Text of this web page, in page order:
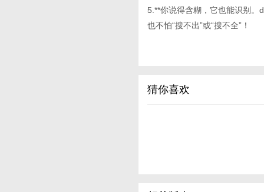
5.**你说得含糊，它也能识别
也不怕“搜不出”或“搜不全”！
猜你喜欢